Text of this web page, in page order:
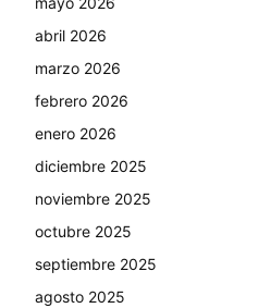
abril 2026
marzo 2026
febrero 2026
enero 2026
diciembre 2025
noviembre 2025
octubre 2025
septiembre 2025
agosto 2025